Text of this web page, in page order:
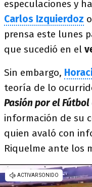
especulaciones y
Carlos Izquierdoz
prensa este lunes
que sucedió en el
Sin embargo,
teoría de lo
Pasión por el Fútbol
información de su
quien avaló con
Riquelme ante los